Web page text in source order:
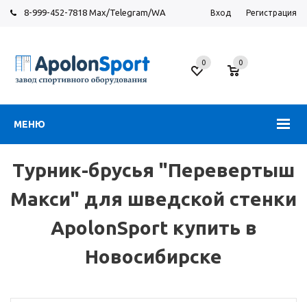
8-999-452-7818 Max/Telegram/WA Вход Регистрация
МЕНЮ
Новосибирск
ул.
0
0
Турник-брусья "Перевертыш
Макси" для шведской стенки
ApolonSport купить в
Новосибирске